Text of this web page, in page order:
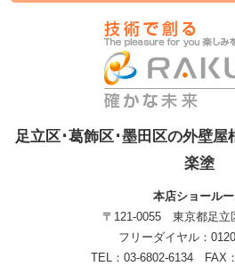
足立区･葛飾区･墨田区の外壁
楽塗
本店ショール
〒121-0055 東京都足立
フリーダイヤル：
TEL：03-6802-6134 FAX